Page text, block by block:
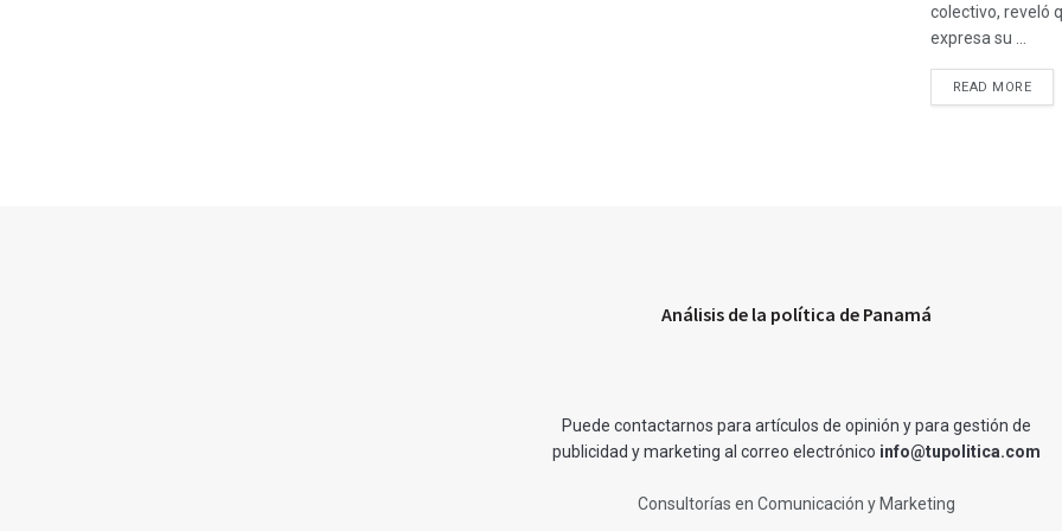
colectivo, reveló
expresa su ...
READ MORE
Análisis de la política de Panamá
Puede contactarnos para artículos de opinión y para gestión de
publicidad y marketing al correo electrónico info@tupolitica.com
Consultorías en Comunicación y Marketing